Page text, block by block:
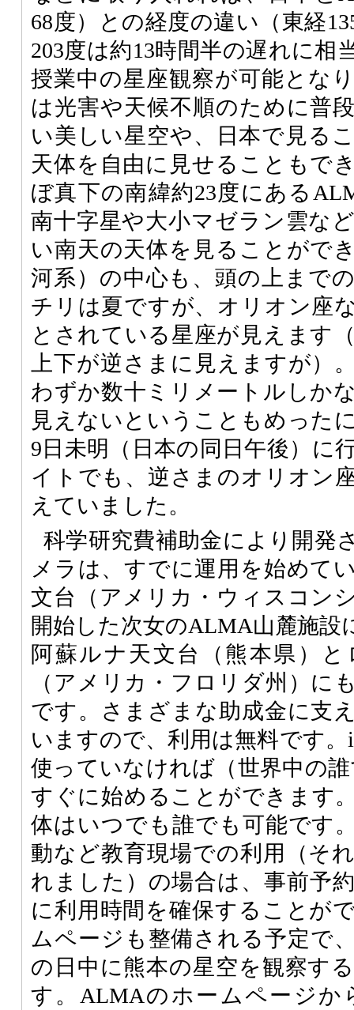
68度）との経度の違い（東経
203度は約13時間半の遅れに相
授業中の星座観察が可能とな
は光害や天候不順のために普
い美しい星空や、日本で見る
天体を自由に見せることもで
ぼ真下の南緯約23度にある
南十字星や大小マゼラン雲な
い南天の天体を見ることがで
河系）の中心も、頭の上まで
チリは夏ですが、オリオン座
とされている星座が見えます
上下が逆さまに見えますが）
わずか数十ミリメートルしか
見えないということもめった
9日未明（日本の同日午後）に
イトでも、逆さまのオリオン
えていました。
科学研究費補助金により開発
メラは、すでに運用を始めて
文台（アメリカ・ウィスコン
開始した次女のALMA山麓施設
阿蘇ルナ天文台（熊本県）
（アメリカ・フロリダ州）に
です。さまざまな助成金に支
いますので、利用は無料です
使っていなければ（世界中の
すぐに始めることができます
体はいつでも誰でも可能です
動など教育現場での利用（そ
れました）の場合は、事前予
に利用時間を確保することが
ムページも整備される予定で
の日中に熊本の星空を観察す
す。ALMAのホームページか